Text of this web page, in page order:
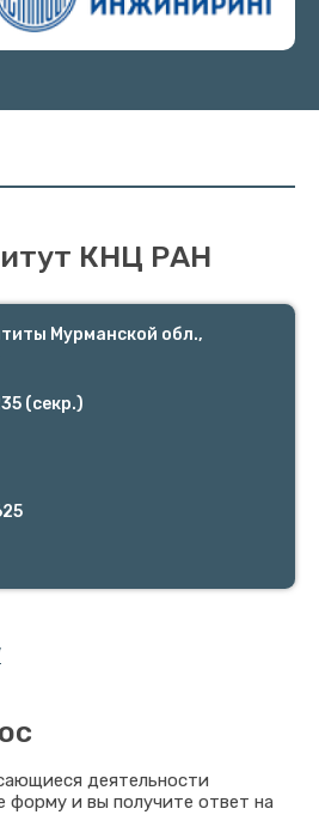
КНЦ РАН
Мурманской обл.,
(секр.)
деятельности
форму и вы получите ответ на